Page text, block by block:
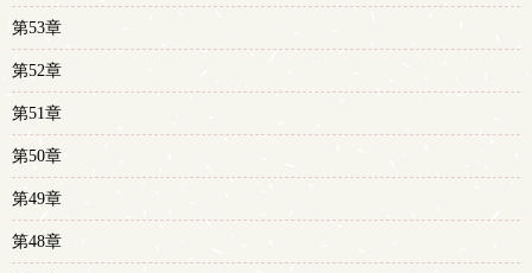
第53章
第52章
第51章
第50章
第49章
第48章